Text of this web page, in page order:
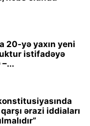
20-yə yaxın yeni
istifadəyə
–...
ərazi iddiaları